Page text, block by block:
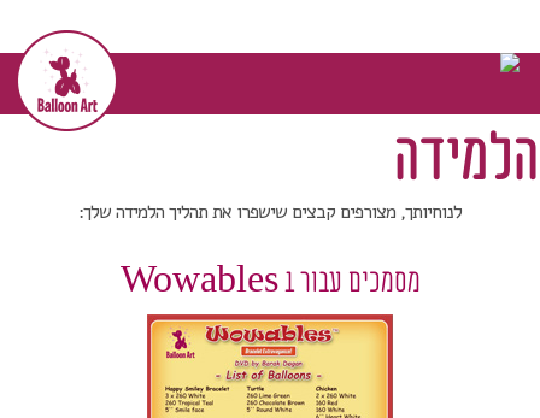
הורדת קבצים לשיפור
הלמידה
לנוחיותך, מצורפים קבצים שישפרו את תהליך הלמידה שלך:
מסמכים עבור Wowables 1